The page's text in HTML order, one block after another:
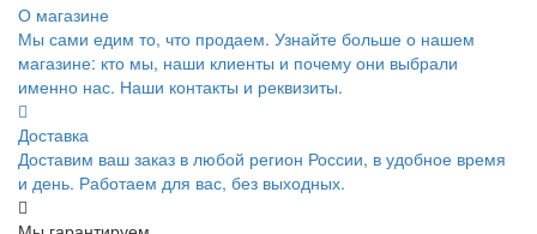
О магазине
Мы сами едим то, что продаем. Узнайте больше о нашем
магазине: кто мы, наши клиенты и почему они выбрали
именно нас. Наши контакты и реквизиты.
Доставка
Доставим ваш заказ в любой регион России, в удобное время
и день. Работаем для вас, без выходных.